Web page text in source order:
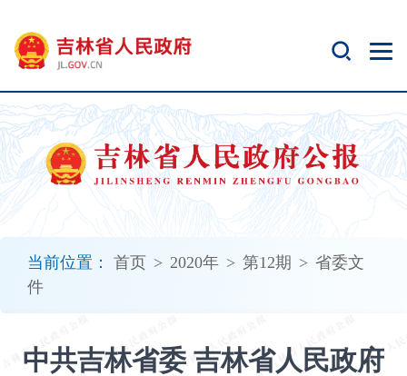
当前位置： 首页 > 2020年 > 第12期 > 省委文
件
中共吉林省委 吉林省人民政府
开
无
障
碍
说
明
加